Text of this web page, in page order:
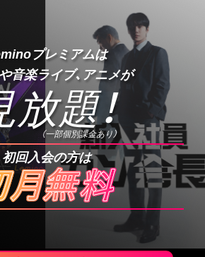
プレミアムは
音楽ライブ、アニメが
放題！
（一部個別課金あり）
初回入会の方は